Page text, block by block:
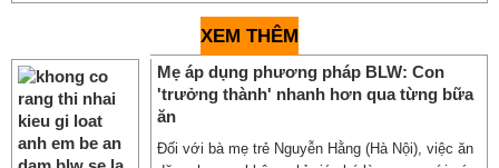
XEM THÊM
Mẹ áp dụng phương pháp BLW: Con
'trưởng thành' nhanh hơn qua từng bữa
ăn
Đối với bà mẹ trẻ Nguyễn Hằng (Hà Nội), việc ăn